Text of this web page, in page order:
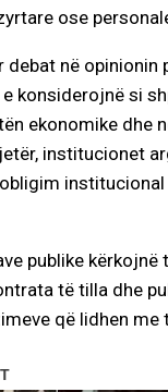
ose
në opinionin
konsiderojnë si
ekonomike dhe
institucionet
publike kërkojnë
të tilla dhe
që lidhen me